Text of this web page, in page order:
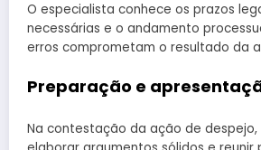
O especialista conhece os prazos
necessárias e o andamento
erros comprometam o resultado da
Preparação e
Na contestação da ação de